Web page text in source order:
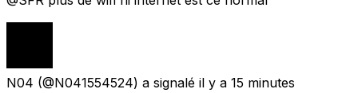
N04 (@N041554524) a signalé il y a 15 minutes